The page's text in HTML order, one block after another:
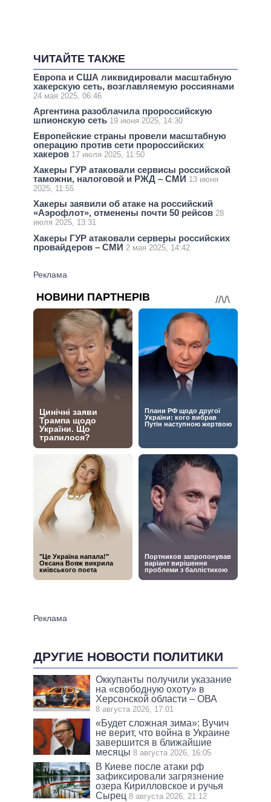
ЧИТАЙТЕ ТАКЖЕ
Европа и США ликвидировали масштабную
хакерскую сеть, возглавляемую россиянами
24 мая 2025, 06:46
Аргентина разоблачила пророссийскую
шпионскую сеть 19 июня 2025, 14:30
Европейские страны провели масштабную
операцию против сети пророссийских
хакеров 17 июля 2025, 11:50
Хакеры ГУР атаковали сервисы российской
таможни, налоговой и РЖД – СМИ 13 июня
2025, 11:55
Хакеры заявили об атаке на российский
«Аэрофлот», отменены почти 50 рейсов 28
июля 2025, 13:31
Хакеры ГУР атаковали серверы российских
провайдеров – СМИ 2 мая 2025, 14:42
ДРУГИЕ НОВОСТИ ПОЛИТИКИ
Оккупанты получили указание
на «свободную охоту» в
Херсонской области – ОВА
8 августа 2026, 17:01
«Будет сложная зима»: Вучич
не верит, что война в Украине
завершится в ближайшие
месяцы 8 августа 2026, 16:05
В Киеве после атаки рф
зафиксировали загрязнение
озера Кирилловское и ручья
Сырец 8 августа 2026, 21:12